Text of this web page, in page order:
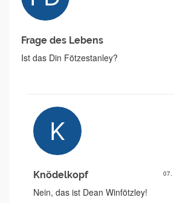
Frage des Lebens
Ist das Din Fötzestanley?
Knödelkopf 07.
Nein, das ist Dean Winfötzley!